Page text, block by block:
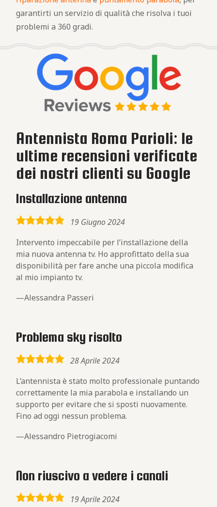
garantirti un servizio di qualità che risolva i tuoi
problemi a 360 gradi.
Antennista Roma Parioli: le
ultime recensioni verificate
dei nostri clienti su Google
Installazione antenna
5,0
19 Giugno 2024
Intervento impeccabile per l’installazione della
mia nuova antenna tv. Ho approfittato della sua
disponibilità per fare anche una piccola modifica
al mio impianto tv.
Alessandra Passeri
Problema sky risolto
5,0
28 Aprile 2024
L’antennista è stato molto professionale puntando
correttamente la mia parabola e installando un
supporto per evitare che si sposti nuovamente.
Fino ad oggi nessun problema.
Alessandro Pietrogiacomi
Non riuscivo a vedere i canali
5,0
19 Aprile 2024